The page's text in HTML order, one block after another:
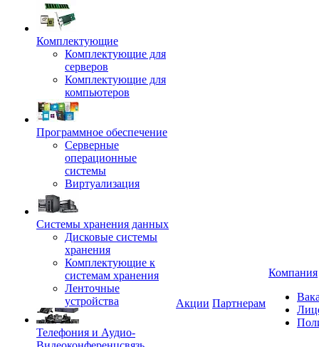
Комплектующие
Комплектующие для
серверов
Комплектующие для
компьютеров
Программное обеспечение
Серверные
операционные
системы
Виртуализация
Системы хранения данных
Дисковые системы
хранения
Комплектующие к
системам хранения
Ленточные
устройства
Телефония и Аудио-
Акции Партнерам
Компания